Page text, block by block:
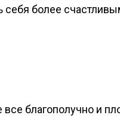
себя более
благополучно и